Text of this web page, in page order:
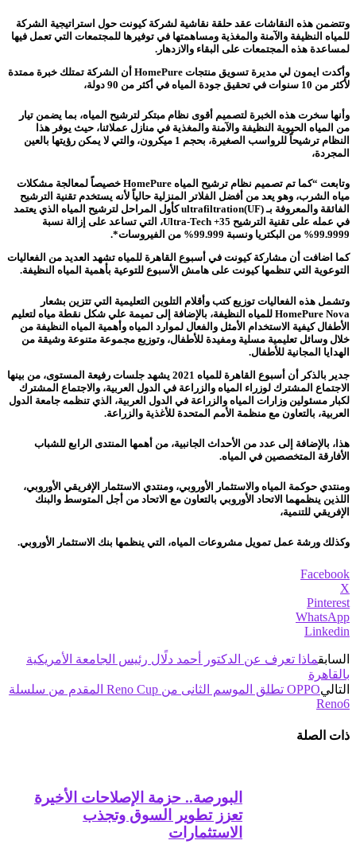
وتتضمن هذه النقاشات عقد حلقة نقاشية لشركة كيونت حول استراتيجية الشركة
للمياه النظيفة والآمنة والمغذية ومساهمتها في توفيرها للمجتمعات التي تعمل فيها
لمساعدة هذه المجتمعات على البقاء والازدهار.
وأكدت ايمون لي مديرة تسويق منتجات HomePure أن الشركة تمتلك خبرة ممتدة
لأكثر من 10 سنوات في تحقيق جودة المياه في أكثر من 90 دولة،
وأنها سخرت هذه الخبرة لتصميم أقوى نظام مبتكر لترشيح المياه، بما يضمن تيار
من المياه الحيوية النظيفة والآمنة والمغذية في منازل عملائنا، حيث يوفر هذا
النظام ترشيحاً للرواسب الصغيرة، بحجم 1 ميكرون، والتي لا يمكن رؤيتها بالعين
المجردة،
وتابعت “كما تم تصميم نظام ترشيح المياه HomePure خصيصاً لمعالجة مشكلات
مياه الشرب، وهو يعد من أفضل الفلاتر المنزلية حالياً لأنه يستخدم تقنية الترشيح
الفائقة والمعروفة بـ ultrafiltration(UF) كأول المراحل لترشيح المياه الذي يعتمد
في عمله على تقنية الترشيح 35+ Ultra-Tech، التي تساعد على إزالة نسبة
99.9999% من البكتريا ونسبة 99.999% من الفيروسات*.
كما اضافت أن مشاركة كيونت في أسبوع القاهرة للمياه تشهد العديد من الفعاليات
التوعوية التي تنظمها كيونت على هامش الأسبوع للتوعية بأهمية المياه النظيفة.
وتشمل هذه الفعاليات توزيع كتب وأقلام التلوين التعليمية التي تتزين بشعار
HomePure Nova للمياه النظيفة، بالإضافة إلى تميمة علي شكل نقطة مياه لتعليم
الأطفال كيفية الاستخدام الأمثل والفعال لموارد المياه وأهمية المياه النظيفة من
خلال وسائل تعليمية مسلية ومفيدة للأطفال، وتوزيع مجموعة متنوعة وشيقة من
الهدايا المجانية للأطفال.
جدير بالذكر أن أسبوع القاهرة للمياه 2021 يشهد جلسات رفيعة المستوى، من بينها
الاجتماع المشترك لوزراء المياه والزراعة في الدول العربية، والاجتماع المشترك
لكبار مسئولين وزارات المياه والزراعة في الدول العربية، الذي تنظمه جامعة الدول
العربية، بالتعاون مع منظمة الأمم المتحدة للأغذية والزراعة.
هذا، بالإضافة إلى عدد من الأحداث الجانبية، من أهمها المنتدى الرابع للشباب
الأفارقة المتخصصين في المياه.
ومنتدي حوكمة المياه والاستثمار الأوروبي، ومنتدي الاستثمار الإفريقي الأوروبي،
اللذين ينظمهما الاتحاد الأوروبي بالتعاون مع الاتحاد من أجل المتوسط والبنك
الإفريقي للتنمية،
وكذلك ورشة عمل تمويل مشروعات المياه، التي ينظمها بنك الاستثمار الأوروبي.
Facebook
X
Pinterest
WhatsApp
Linkedin
السابقماذا تعرف عن الدكتور أحمد دلًال رئيس الجامعة الأمريكية
بالقاهرة
التالي
OPPO تطلق الموسم الثانى من Reno Cup المقدم من سلسلة
Reno6
ذات الصلة
البورصة.. حزمة الإصلاحات الأخيرة
تعزز تطوير السوق وتجذب
الاستثمارات